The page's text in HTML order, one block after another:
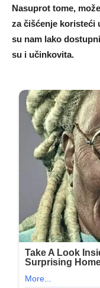
Nasuprot tome,
za čišćenje koristeći
su nam lako
su i učinkovita.